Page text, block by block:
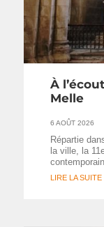
À
Melle
6 AOÛT 2026
Répartie
la ville, la
LIRE LA SUITE